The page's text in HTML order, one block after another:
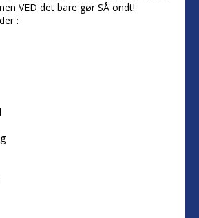
VED det bare gør SÅ ondt!
: